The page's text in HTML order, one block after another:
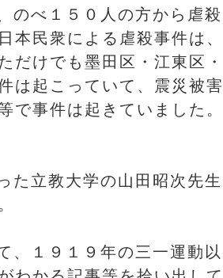
のべ１５０人の方から虐殺
民衆による虐殺事件は、
だけでも墨田区・江東区・
は起こっていて、震災被害
事件は起きていました。
た立教大学の山田昭次先生
、１９１９年の三一運動以